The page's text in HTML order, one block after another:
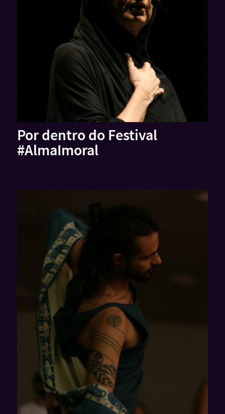
Por dentro do Festival
#AlmaImoral